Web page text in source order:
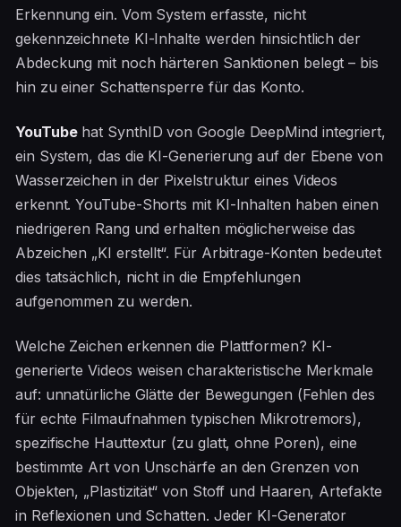
Erkennung ein. Vom System erfasste, nicht
gekennzeichnete KI-Inhalte werden hinsichtlich der
Abdeckung mit noch härteren Sanktionen belegt – bis
hin zu einer Schattensperre für das Konto.
YouTubehat SynthID von Google DeepMind integriert,
ein System, das die KI-Generierung auf der Ebene von
Wasserzeichen in der Pixelstruktur eines Videos
erkennt. YouTube-Shorts mit KI-Inhalten haben einen
niedrigeren Rang und erhalten möglicherweise das
Abzeichen „KI erstellt“. Für Arbitrage-Konten bedeutet
dies tatsächlich, nicht in die Empfehlungen
aufgenommen zu werden.
Welche Zeichen erkennen die Plattformen? KI-
generierte Videos weisen charakteristische Merkmale
auf: unnatürliche Glätte der Bewegungen (Fehlen des
für echte Filmaufnahmen typischen Mikrotremors),
spezifische Hauttextur (zu glatt, ohne Poren), eine
bestimmte Art von Unschärfe an den Grenzen von
Objekten, „Plastizität“ von Stoff und Haaren, Artefakte
in Reflexionen und Schatten. Jeder KI-Generator